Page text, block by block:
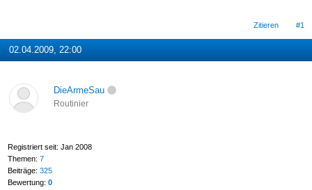
Zitieren #1
02.04.2009, 22:00
DieArmeSau
Routinier
Registriert seit: Jan 2008
Themen: 7
Beiträge: 325
Bewertung: 0